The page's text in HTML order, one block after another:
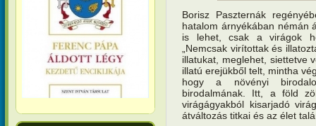
Borisz Paszternák
hatalom árnyékában némán
is lehet, csak a virágok
„Nemcsak virítottak és
illatukat, meglehet, siettetve
illatú erejükből telt, mintha
hogy a növényi
birodalmának. Itt, a föld
virágágyakból kisarjadó
átváltozás titkai és az élet